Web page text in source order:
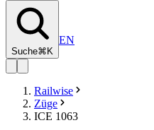
Suche⌘K
EN
Railwise
Züge
ICE 1063